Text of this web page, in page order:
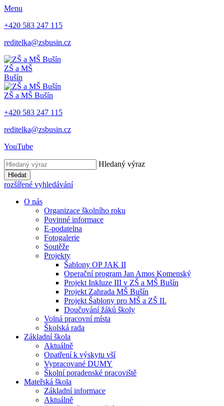
Menu
+420 583 247 115
reditelka@zsbusin.cz
ZŠ a MŠ
Bušín
ZŠ a MŠ Bušín
+420 583 247 115
reditelka@zsbusin.cz
YouTube
Hledaný výraz
Hledat
rozšířené vyhledávání
O nás
Organizace školního roku
Povinné informace
E-podatelna
Fotogalerie
Soutěže
Projekty
Šablony OP JAK II
Operační program Jan Amos Komenský
Projekt Inkluze III v ZŠ a MŠ Bušín
Projekt Zahrada MŠ Bušín
Projekt Šablony pro MŠ a ZŠ II.
Doučování žáků školy
Volná pracovní místa
Školská rada
Základní škola
Aktuálně
Opatření k výskytu vší
Vypracované DUMY
Školní poradenské pracoviště
Mateřská škola
Základní informace
Aktuálně